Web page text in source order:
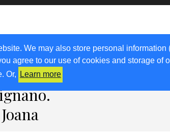
We may also store personal information
agree to our use of cookies and storage of
Or,
Learn more
VIGNETO FVG FRIULIVG.IT